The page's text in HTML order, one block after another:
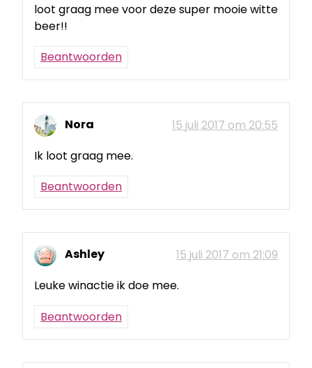
loot graag mee voor deze super mooie witte
beer!!
Beantwoorden
Nora
15 juli 2017 om 20:55
Ik loot graag mee.
Beantwoorden
Ashley
15 juli 2017 om 21:09
Leuke winactie ik doe mee.
Beantwoorden